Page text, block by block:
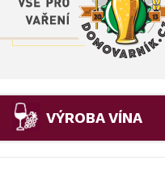
VÝROBA VÍNA